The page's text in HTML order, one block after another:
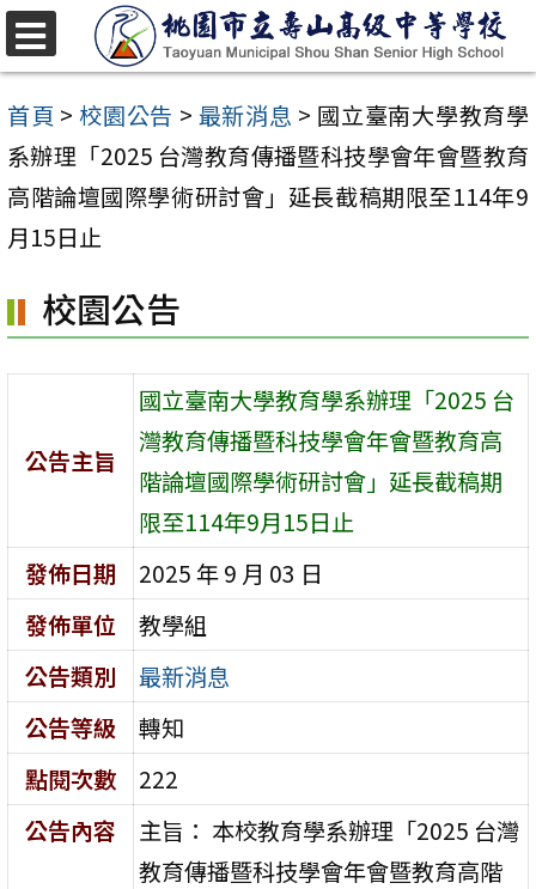
跳
至
主
要
內
容
首頁 > 校園公告 > 最新消息 > 國立臺南大學教育學
系辦理「2025 台灣教育傳播暨科技學會年會暨教育
高階論壇國際學術研討會」延長截稿期限至114年9
月15日止
校園公告
公告主旨
國立臺南大學教育學系辦理「2025 台
灣教育傳播暨科技學會年會暨教育高
階論壇國際學術研討會」延長截稿期
限至114年9月15日止
發佈日期
2025 年 9 月 03 日
發佈單位
教學組
公告類別
最新消息
公告等級
轉知
點閱次數
222
公告內容
主旨： 本校教育學系辦理「2025 台灣
教育傳播暨科技學會年會暨教育高階
選
單